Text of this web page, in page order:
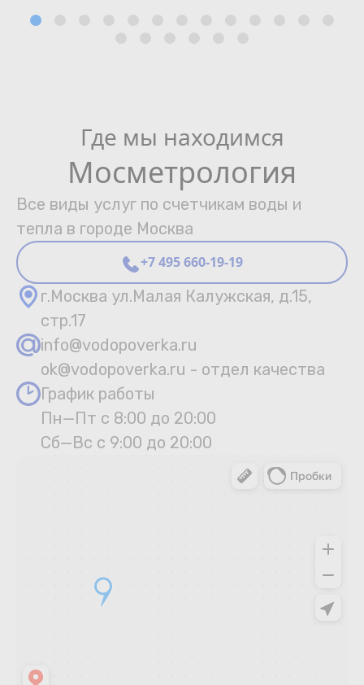
Где мы находимся
Мосметрология
Все виды услуг по счетчикам воды и
тепла в городе Москва
+7 495 660-19-19
г.Москва ул.Малая Калужская, д.15,
стр.17
info@vodopoverka.ru
ok@vodopoverka.ru - отдел качества
График работы
Пн—Пт с 8:00 до 20:00
Сб—Вс с 9:00 до 20:00